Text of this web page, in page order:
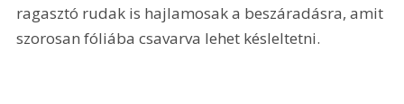
ragasztó rudak is hajlamosak a beszáradásra, amit
szorosan fóliába csavarva lehet késleltetni.